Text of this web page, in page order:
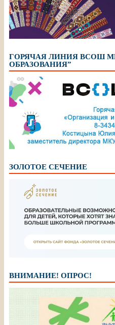
ГОРЯЧАЯ ЛИНИЯ ВСОШ
ОБРАЗОВАНИЯ”
ЗОЛОТОЕ СЕЧЕНИЕ
ВНИМАНИЕ! ОПРОС!